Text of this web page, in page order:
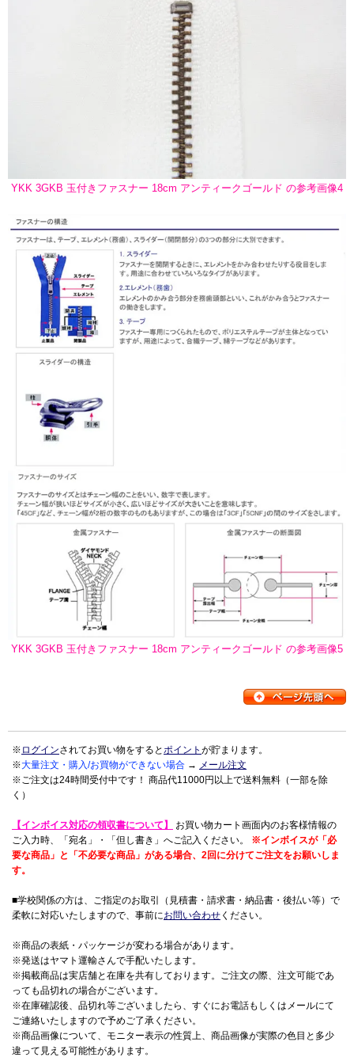
YKK 3GKB 玉付きファスナー 18cm アンティークゴールド の参考画像4
YKK 3GKB 玉付きファスナー 18cm アンティークゴールド の参考画像5
※ ログインされてお買い物をするとポイント が貯まります。
※大量注文・購入/お買物ができない場合 → メール注文
※ご注文は24時間受付中です！ 商品代11000円以上で送料無料（一部を除
く）
【インボイス対応の領収書について】
お買い物カート画面内のお客様情報の
ご入力時、「宛名」・「但し書き」へご記入ください。 ※インボイスが「必
要な商品」と「不必要な商品」がある場合、2回に分けてご注文をお願いしま
す。
■学校関係の方は、ご指定のお取引（見積書・請求書・納品書・後払い等）で
柔軟に対応いたしますので、事前にお問い合わせ ください。
※商品の表紙・パッケージが変わる場合があります。
※発送はヤマト運輸さんで手配いたします。
※掲載商品は実店舗と在庫を共有しております。ご注文の際、注文可能であ
っても品切れの場合がございます。
※在庫確認後、品切れ等ございましたら、すぐにお電話もしくはメールにて
ご連絡いたしますので予めご了承ください。
※商品画像について、モニター表示の性質上、商品画像が実際の色目と多少
違って見える可能性があります。